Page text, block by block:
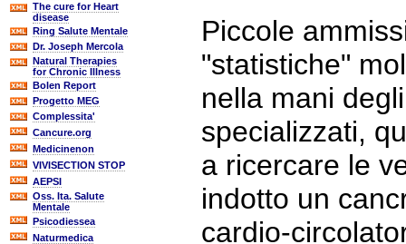
The cure for Heart
disease
Ring Salute Mentale
Dr. Joseph Mercola
Natural Therapies
for Chronic Illness
Bolen Report
Progetto MEG
Complessita'
Cancure.org
Medicinenon
VIVISECTION STOP
AEPSI
Oss. Ita. Salute
Mentale
Psicodiessea
Naturmedica
Piccole
"statistiche"
nella mani
specializzati,
a ricercare le
indotto un
cardio-